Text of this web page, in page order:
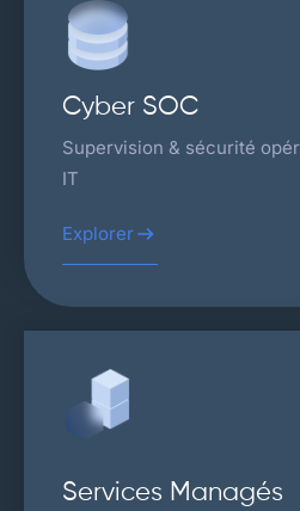
Cyber SOC
Supervision & sécurité
IT
Explorer
Services Managés